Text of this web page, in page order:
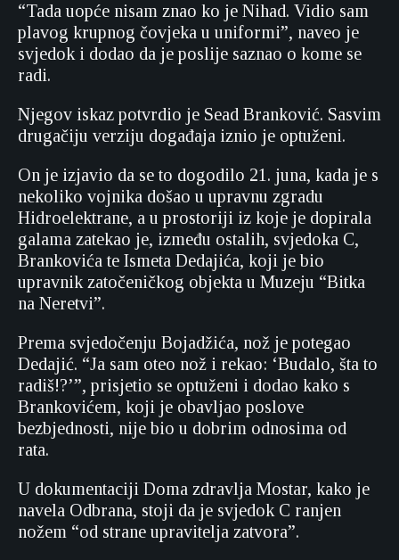
“Tada uopće nisam znao ko je Nihad. Vidio sam
plavog krupnog čovjeka u uniformi”, naveo je
svjedok i dodao da je poslije saznao o kome se
radi.
Njegov iskaz potvrdio je Sead Branković. Sasvim
drugačiju verziju događaja iznio je optuženi.
On je izjavio da se to dogodilo 21. juna, kada je s
nekoliko vojnika došao u upravnu zgradu
Hidroelektrane, a u prostoriji iz koje je dopirala
galama zatekao je, između ostalih, svjedoka C,
Brankovića te Ismeta Dedajića, koji je bio
upravnik zatočeničkog objekta u Muzeju “Bitka
na Neretvi”.
Prema svjedočenju Bojadžića, nož je potegao
Dedajić. “Ja sam oteo nož i rekao: ‘Budalo, šta to
radiš!?’”, prisjetio se optuženi i dodao kako s
Brankovićem, koji je obavljao poslove
bezbjednosti, nije bio u dobrim odnosima od
rata.
U dokumentaciji Doma zdravlja Mostar, kako je
navela Odbrana, stoji da je svjedok C ranjen
nožem “od strane upravitelja zatvora”.